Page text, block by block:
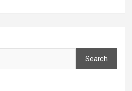
k T
Search